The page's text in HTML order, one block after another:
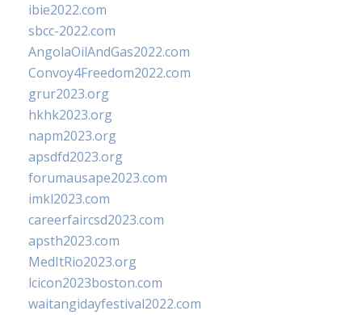
ibie2022.com
sbcc-2022.com
AngolaOilAndGas2022.com
Convoy4Freedom2022.com
grur2023.org
hkhk2023.org
napm2023.org
apsdfd2023.org
forumausape2023.com
imkl2023.com
careerfaircsd2023.com
apsth2023.com
MedItRio2023.org
lcicon2023boston.com
waitangidayfestival2022.com